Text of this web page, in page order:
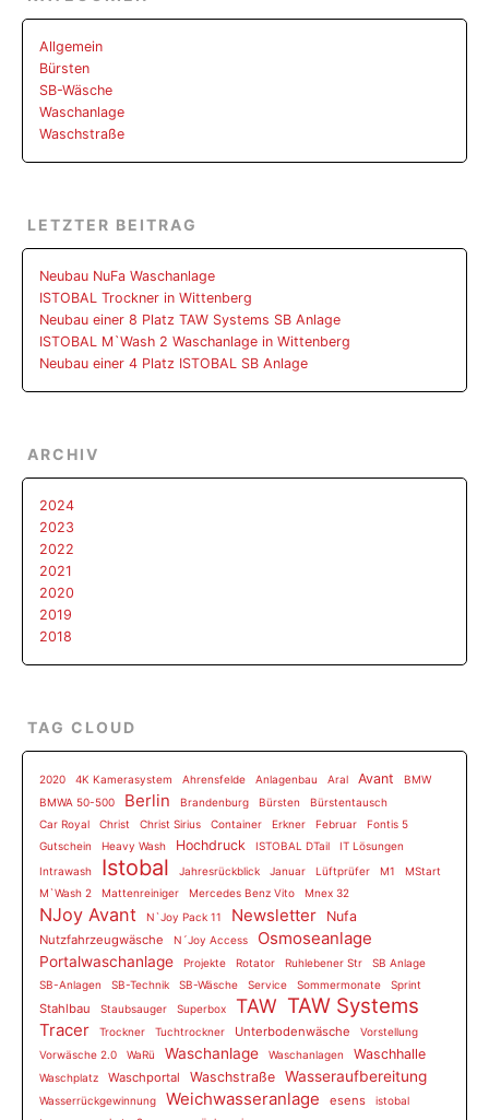
Allgemein
Bürsten
SB-Wäsche
Waschanlage
Waschstraße
LETZTER BEITRAG
Neubau NuFa Waschanlage
ISTOBAL Trockner in Wittenberg
Neubau einer 8 Platz TAW Systems SB Anlage
ISTOBAL M`Wash 2 Waschanlage in Wittenberg
Neubau einer 4 Platz ISTOBAL SB Anlage
ARCHIV
2024
2023
2022
2021
2020
2019
2018
TAG CLOUD
2020 4K Kamerasystem Ahrensfelde Anlagenbau Aral Avant
BMW
BMWA 50-500
Berlin Brandenburg Bürsten
Bürstentausch
Car Royal
Christ Christ Sirius Container Erkner Februar
Fontis 5
Gutschein
Heavy Wash Hochdruck ISTOBAL DTail
IT Lösungen
Intrawash
Istobal Jahresrückblick Januar Lüftprüfer M1
MStart
M`Wash 2
Mattenreiniger Mercedes Benz Vito Mnex 32
NJoy Avant N`Joy Pack 11 Newsletter Nufa
Nutzfahrzeugwäsche N´Joy Access Osmoseanlage
Portalwaschanlage Projekte Rotator Ruhlebener Str
SB Anlage
SB-Anlagen
SB-Technik SB-Wäsche Service Sommermonate Sprint
Stahlbau Staubsauger Superbox TAW TAW Systems
Tracer Trockner Tuchtrockner Unterbodenwäsche
Vorstellung
Vorwäsche 2.0
WaRü Waschanlage Waschanlagen Waschhalle
Waschplatz Waschportal Waschstraße Wasseraufbereitung
Wasserrückgewinnung Weichwasseranlage esens
istobal